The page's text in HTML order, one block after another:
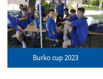
Burko cup 2023